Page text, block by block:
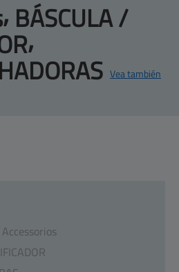
BÁSCULA /
Vea también
Accessorios